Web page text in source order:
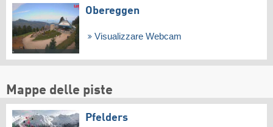
Obereggen
Visualizzare Webcam
Mappe delle piste
Pfelders